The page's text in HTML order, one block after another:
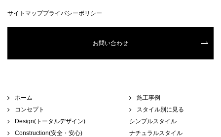
サイトマッププライバシーポリシー
お問い合わせ
ホーム
コンセプト
Design(トータルデザイン)
Construction(安全・安心)
施工事例
スタイル別に見る
シンプルスタイル
ナチュラルスタイル